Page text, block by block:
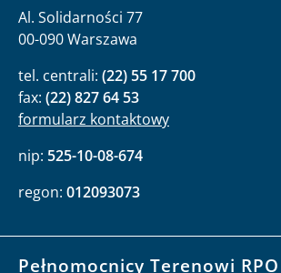
Al. Solidarności 77
00-090 Warszawa
tel. centrali: (22) 55 17 700
fax: (22) 827 64 53
formularz kontaktowy
nip: 525-10-08-674
regon: 012093073
Pełnomocnicy Terenowi RPO